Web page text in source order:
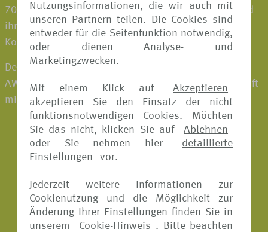
Nutzungsinformationen, die wir auch mit
unseren Partnern teilen. Die Cookies sind
entweder für die Seitenfunktion notwendig,
oder dienen Analyse- und
Marketingzwecken.
Mit einem Klick auf
Akzeptieren
akzeptieren Sie den Einsatz der nicht
funktionsnotwendigen Cookies. Möchten
Sie das nicht, klicken Sie auf
Ablehnen
oder Sie nehmen hier
detaillierte
Einstellungen
vor.
Jederzeit weitere Informationen zur
Cookienutzung und die Möglichkeit zur
Änderung Ihrer Einstellungen finden Sie in
unserem
Cookie-Hinweis . Bitte beachten
70 Sprachen. Damit bieten sie Geschäftspartnern und
ihren Kund:innen auf der ganzen Welt Sicherheit und
Komfort – nur einen Klick entfernt.
Der Allianz Reiseschutz wird in Deutschland von der
AWP P&C S.A., Niederlassung für Deutschland verkauft
mit Sitz in der Königinstr. 28 in München.